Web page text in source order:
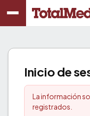
Inicio de
La información
registrados.